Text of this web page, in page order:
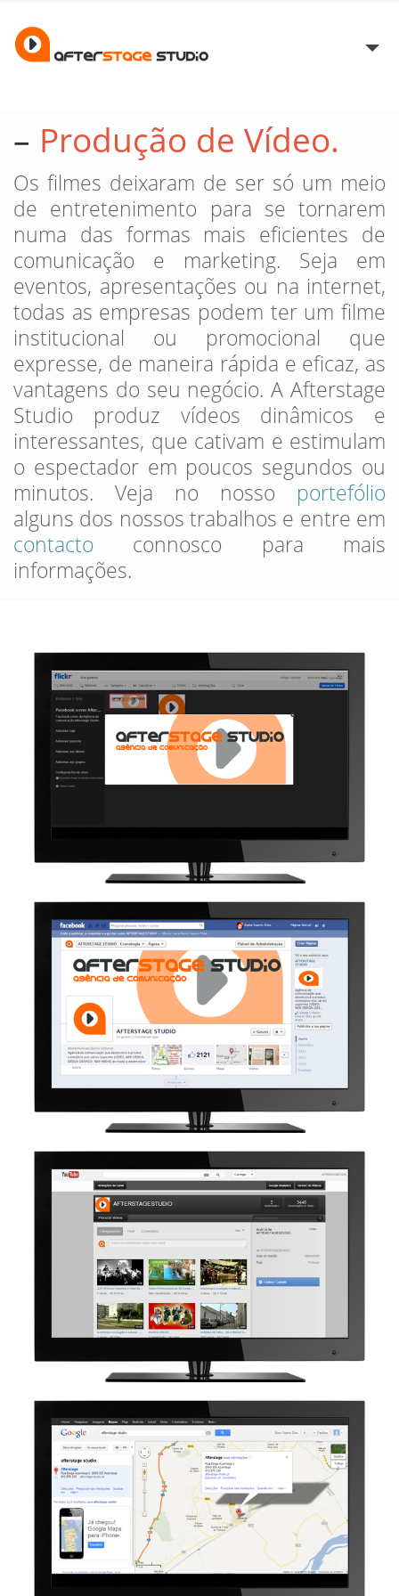
SOBRE
SERVIÇOS
PORTEFÓLIO
CONTACTOS
– Produção de Vídeo.
Os filmes deixaram de ser só um meio
de entretenimento para se tornarem
numa das formas mais eficientes de
comunicação e marketing. Seja em
eventos, apresentações ou na internet,
todas as empresas podem ter um filme
institucional ou promocional que
expresse, de maneira rápida e eficaz, as
vantagens do seu negócio. A Afterstage
Studio produz vídeos dinâmicos e
interessantes, que cativam e estimulam
o espectador em poucos segundos ou
minutos. Veja no nosso portefólio
alguns dos nossos trabalhos e entre em
contacto connosco para mais
informações.